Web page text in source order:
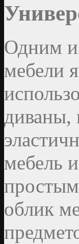
Одним
мебели
диваны,
мебель
облик